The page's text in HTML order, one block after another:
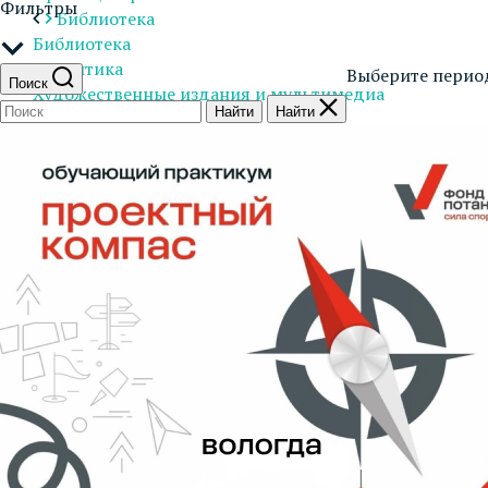
Библиотека
Библиотека
Аналитика
Художественные издания и мультимедиа
Блог
Деятельность
Истории
Работа в Фонде
OK
VK Telegram
Фильтры
Поиск
Найти
Найти
Выберите